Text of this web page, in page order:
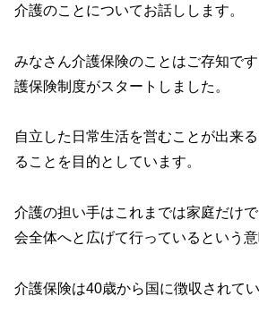
介護のことについてお話しします。
みなさん介護保険のことはご存知で
護保険制度がスタートしました。
自立した日常生活を営むことが出来
ることを目的としています。
介護の担い手はこれまでは家庭だけ
会全体へと広げて行っているという意
介護保険は40歳から国に徴収されてい